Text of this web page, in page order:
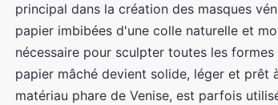
principal dans la création des masques
papier imbibées d'une colle naturelle et
nécessaire pour sculpter toutes les
papier mâché devient solide, léger et prêt
matériau phare de Venise, est parfois